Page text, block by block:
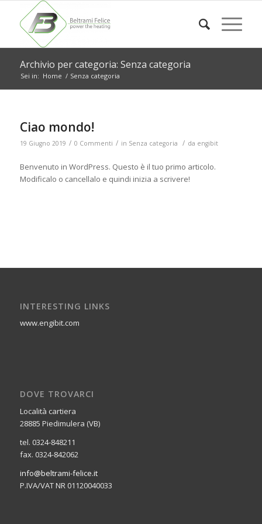
Archivio per categoria: Senza categoria
Sei in: Home / Senza categoria
Ciao mondo!
19 Giugno 2019 / 0 Commenti / in Senza categoria / da engibit
Benvenuto in WordPress. Questo è il tuo primo articolo.
Modificalo o cancellalo e quindi inizia a scrivere!
INTERESTING LINKS
www.engibit.com
DOVE TROVARCI
Località cartiera
28885 Piedimulera (VB)
tel. 0324-848211
fax. 0324-842062
info@beltrami-felice.it
P.IVA/VAT NR 01120040033